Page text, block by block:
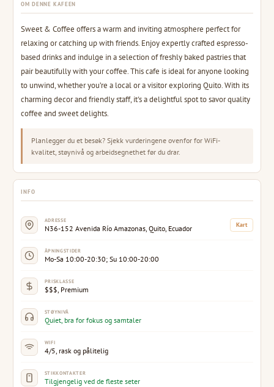
OM DENNE KAFEEN
Sweet & Coffee offers a warm and inviting atmosphere perfect for
relaxing or catching up with friends. Enjoy expertly crafted espresso-
based drinks and indulge in a selection of freshly baked pastries that
pair beautifully with your coffee. This cafe is ideal for anyone looking
to unwind, whether you’re a local or a visitor exploring Quito. With its
charming decor and friendly staff, it's a delightful spot to savor quality
coffee and sweet delights.
Planlegger du et besøk? Sjekk vurderingene ovenfor for WiFi-
kvalitet, støynivå og arbeidsegnethet før du drar.
INFO
ADRESSE
N36-152 Avenida Río Amazonas, Quito, Ecuador Kart
ÅPNINGSTIDER
Mo-Sa 10:00-20:30; Su 10:00-20:00
PRISKLASSE
$$$, Premium
STØYNIVÅ
Quiet, bra for fokus og samtaler
WIFI
4/5, rask og pålitelig
STIKKONTAKTER
Tilgjengelig ved de fleste seter